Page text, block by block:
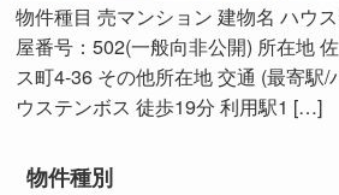
物件種目 売マンション 建物名 ハウ
屋番号：502(一般向非公開) 所在地
ス町4-36 その他所在地 交通 (最寄駅/
ウステンボス 徒歩19分 利用駅1 […]
物件種別